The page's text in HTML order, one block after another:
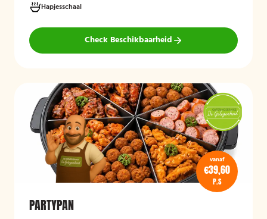
Hapjesschaal
Check Beschikbaarheid
vanaf
€39,60
P.S
PARTYPAN